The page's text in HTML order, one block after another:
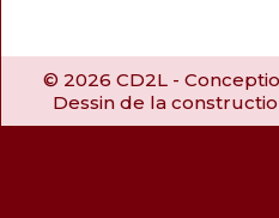
© 2026 CD2L -
Dessin de la